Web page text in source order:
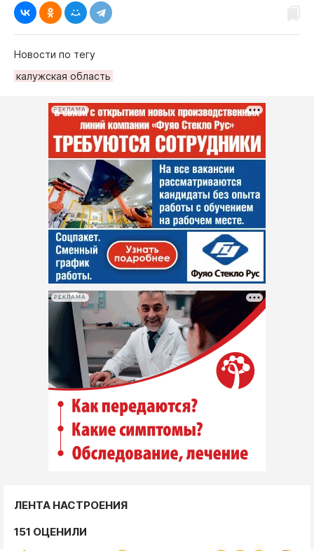
Новости по тегу
калужская область
РЕКЛАМА
РЕКЛАМА
ЛЕНТА НАСТРОЕНИЯ
151 ОЦЕНИЛИ